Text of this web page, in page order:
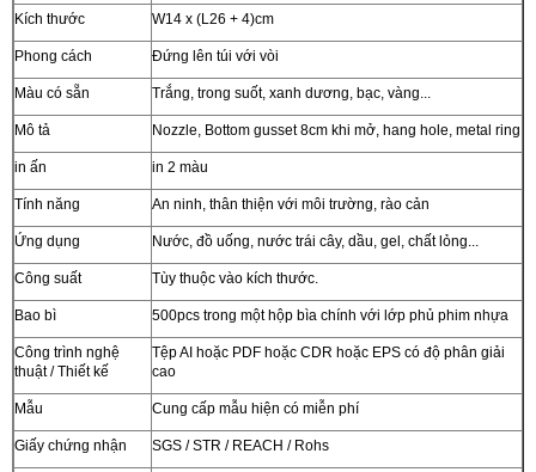
Kích thước W14 x (L26 + 4)cm
Phong cách Đứng lên túi với vòi
Màu có sẵn Trắng, trong suốt, xanh dương, bạc, vàng...
Mô tả Nozzle, Bottom gusset 8cm khi mở, hang hole, metal ring
in ấn in 2 màu
Tính năng An ninh, thân thiện với môi trường, rào cản
Ứng dụng Nước, đồ uống, nước trái cây, dầu, gel, chất lỏng...
Công suất Tùy thuộc vào kích thước.
Bao bì 500pcs trong một hộp bìa chính với lớp phủ phim nhựa
Công trình nghệ
thuật / Thiết kế
Tệp AI hoặc PDF hoặc CDR hoặc EPS có độ phân giải
cao
Mẫu Cung cấp mẫu hiện có miễn phí
Giấy chứng nhận SGS / STR / REACH / Rohs